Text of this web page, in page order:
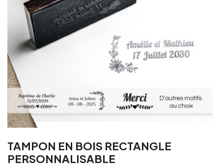
TAMPON EN BOIS RECTANGLE
PERSONNALISABLE